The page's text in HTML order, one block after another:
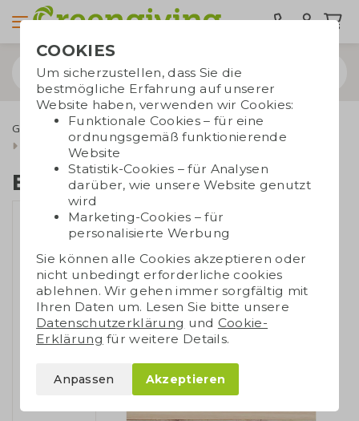
Grüne Werbegeschenke
Blumensamen & Blumentöpfe
Erdbeeren Zuchtset
Erdbeeren Zuchtset
COOKIES
Um sicherzustellen, dass Sie die
bestmögliche Erfahrung auf unserer
Website haben, verwenden wir Cookies:
Funktionale Cookies – für eine
ordnungsgemäß funktionierende
Website
Statistik-Cookies – für Analysen
darüber, wie unsere Website genutzt
wird
Marketing-Cookies – für
personalisierte Werbung
Sie können alle Cookies akzeptieren oder
nicht unbedingt erforderliche cookies
ablehnen. Wir gehen immer sorgfältig mit
Ihren Daten um. Lesen Sie bitte unsere
Datenschutzerklärung und Cookie-
Erklärung für weitere Details.
Anpassen Akzeptieren